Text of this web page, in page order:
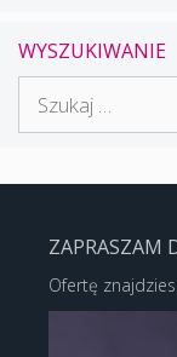
WYSZUKIWANIE
ZAPRASZAM
Ofertę